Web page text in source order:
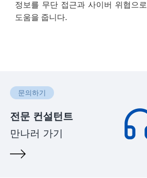
정보를 무단 접근과 사이버 위협으
도움을 줍니다.
문의하기
전문 컨설턴트
만나러 가기